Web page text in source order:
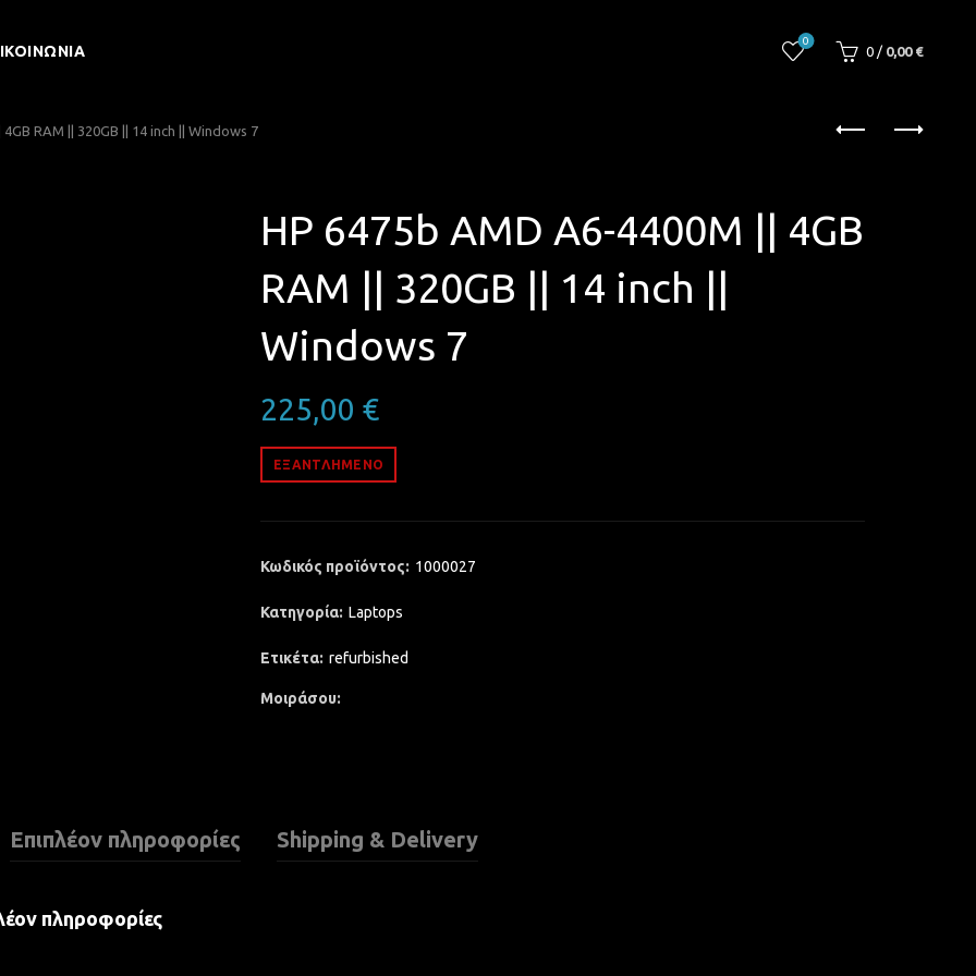
0
0 / 0,00 €
RAM || 320GB || 14 inch || Windows 7
HP 6475b AMD A6-4400M || 4GB
RAM || 320GB || 14 inch ||
Windows 7
225,00 €
ΕΞΑΝΤΛΗΜΈΝΟ
Κωδικός προϊόντος: 1000027
Κατηγορία: Laptops
Ετικέτα: refurbished
Μοιράσου
Επιπλέον πληροφορίες Shipping & Delivery
πληροφορίες